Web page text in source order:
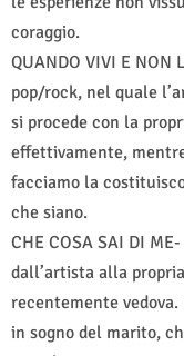
coraggio.
QUANDO VIVI E NON
pop/rock, nel quale
si procede con la
effettivamente,
facciamo la
che siano.
CHE COSA SAI DI
dall’artista alla
recentemente
in sogno del marito,